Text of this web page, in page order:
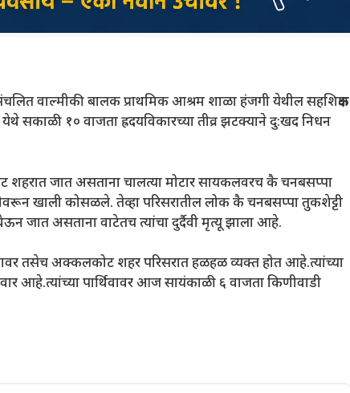
वाल्मीकी बालक प्राथमिक आश्रम शाळा हंजगी येथील सहशिक्षक
१० वाजता ह्रदयविकारच्या तीव्र झटक्याने दु:खद निधन
जात असताना चालत्या मोटार सायकलवरच कै चनबसप्पा
खाली कोसळले. तेव्हा परिसरातील लोक कै चनबसप्पा तुकशेट्टी
जात असताना वाटेतच त्यांचा दुर्दैवी मृत्यू झाला आहे.
तसेच अक्कलकोट शहर परिसरात हळहळ व्यक्त होत आहे.त्यांच्या
आहे.त्यांच्या पार्थिवावर आज सायंकाळी ६ वाजता किणीवाडी